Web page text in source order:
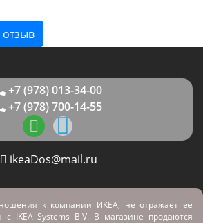
+7 (978) 013-34-00
+7 (978) 700-14-55
ikeaDos@mail.ru
к компании ИКЕА, не отражает ее
с IKEA Systems B.V. В магазине продаются